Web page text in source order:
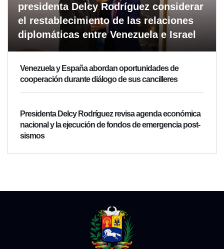
presidenta Delcy Rodríguez considerar
el restablecimiento de las relaciones
diplomáticas entre Venezuela e Israel
Venezuela y España abordan oportunidades de
cooperación durante diálogo de sus cancilleres
Presidenta Delcy Rodríguez revisa agenda económica
nacional y la ejecución de fondos de emergencia post-
sismos